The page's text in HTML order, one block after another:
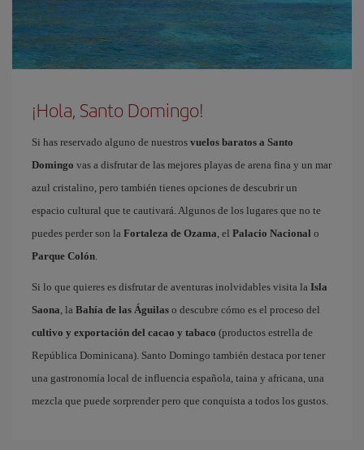
¡Hola, Santo Domingo!
Si has reservado alguno de nuestros vuelos baratos a Santo
Domingo vas a disfrutar de las mejores playas de arena fina y un mar
azul cristalino, pero también tienes opciones de descubrir un
espacio cultural que te cautivará. Algunos de los lugares que no te
puedes perder son la Fortaleza de Ozama, el Palacio Nacional o
Parque Colón.
Si lo que quieres es disfrutar de aventuras inolvidables visita la Isla
Saona, la Bahía de las Águilas o descubre cómo es el proceso del
cultivo y exportación del cacao y tabaco (productos estrella de
República Dominicana). Santo Domingo también destaca por tener
una gastronomía local de influencia española, taina y africana, una
mezcla que puede sorprender pero que conquista a todos los gustos.